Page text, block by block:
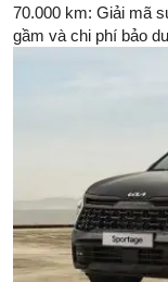
70.000 km: Giải mã
gầm và chi phí bảo